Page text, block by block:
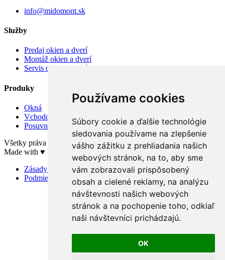
Používame cookies
Súbory cookie a ďalšie technológie
sledovania používame na zlepšenie
vášho zážitku z prehliadania našich
webových stránok, na to, aby sme
vám zobrazovali prispôsobený
obsah a cielené reklamy, na analýzu
návštevnosti našich webových
stránok a na pochopenie toho, odkiaľ
naši návštevníci prichádzajú.
OK
info@midomont.sk
Služby
Predaj okien a dverí
Montáž okien a dverí
Servis okien a dverí
Produky
Okná
Vchodové dvere
Posuvné systémy
Všetky práva vyhradené © Optimalizácia SEO s.r.o. 2017 - 2026
Made with ♥ by
Optimalizácia SEO
Zásady používania súborov cookies
Podmienky ochrany osobných údajov